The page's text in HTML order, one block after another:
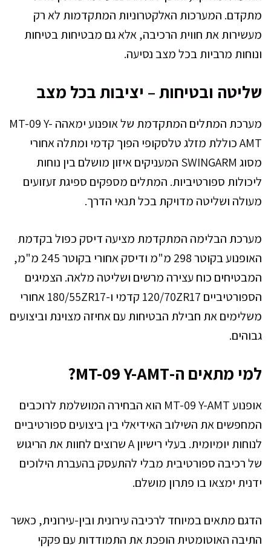
מתקדם. המערכות האלקטרוניות המתקדמות לא רק
מעשירות את חווית הרכיבה, אלא גם מבטיחות בטיחות
ונוחות מרביות בכל מצב נסיעה.
שליטה ובטיחות – יציבות בכל מצב
מערכת המתלים המתקדמת של אופנוע ימאהה MT-09 Y-
AMT כוללת מזלג טלסקופי הפוך קדמי ומתלה אחורי
מסוג SWINGARM המעניקים איזון מושלם בין נוחות
ליכולות ספורטיביות. המתלים מספקים ספיגת זעזועים
מעולה ושליטה מדויקת בכל תנאי הדרך.
מערכת הבלימה המתקדמת מציעה דיסק כפול בקדמת
האופנוע בקוטר 298 מ"מ ודיסק אחורי בקוטר 245 מ"מ,
המבטיחים כוח עצירה מרשים ושליטה מלאה. הצמיגים
הספורטיביים 120/70ZR17 קדמי ו-180/55ZR17 אחורי
משלימים את חבילת הבטיחות עם אחיזה מצוינת וביצועים
גבוהים.
למי מתאים ה-MT-09 Y-AMT?
אופנוע MT-09 Y-AMT הוא הבחירה המושלמת לרוכבים
המחפשים את השילוב האידיאלי בין ביצועים ספורטיביים
לנוחות יומיומית. בעלי רישיון A שרוצים לחוות את הריגוש
של רכיבה ספורטיבית מבלי להתעסק בהעברת הילוכים
ידנית ימצאו בו פתרון מושלם.
הדגם מתאים במיוחד לרכיבה עירונית ובין-עירונית, כאשר
התיבה האוטומטית הופכת את התמודדות עם פקקי